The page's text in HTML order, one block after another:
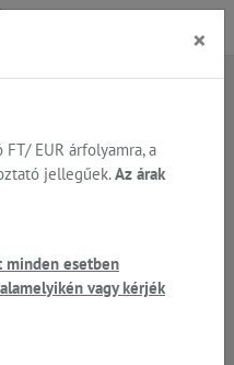
és Pacojet
×
EUR árfolyamra, a
jellegűek. Az árak
minden esetben
vagy kérjék